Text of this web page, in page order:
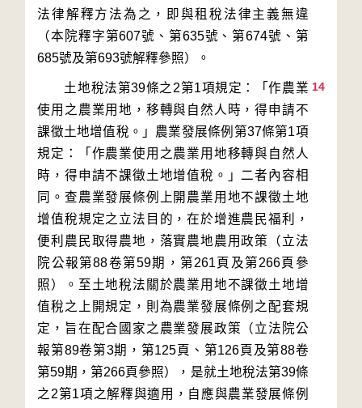
法律解釋方法為之，即與租稅法律主義無違
（本院釋字第607號、第635號、第674號、第
14
土地稅法第39條之2第1項規定：「作農業
使用之農業用地，移轉與自然人時，得申請不
課徵土地增值稅。」農業發展條例第37條第1項
規定：「作農業使用之農業用地移轉與自然人
時，得申請不課徵土地增值稅。」二者內容相
同。查農業發展條例上開農業用地不課徵土地
增值稅規定之立法目的，在於增進農民福利，
便利農民取得農地，落實農地農用政策（立法
院公報第88卷第59期，第261頁及第266頁參
照）。至土地稅法關於農業用地不課徵土地增
值稅之上開規定，則為農業發展條例之配套規
定，旨在配合國家之農業發展政策（立法院公
報第89卷第3期，第125頁、第126頁及第88卷
第59期，第266頁參照），是就土地稅法第39條
之2第1項之解釋與適用，自應與農業發展條例